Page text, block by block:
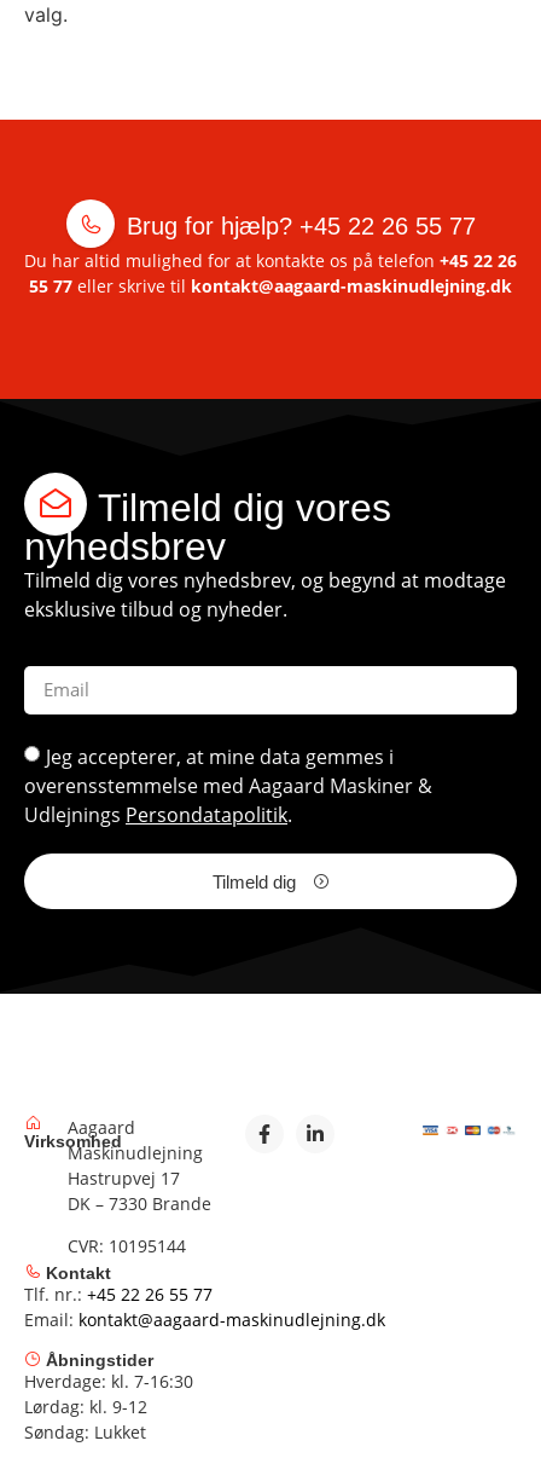
valg.
Brug for hjælp? +45 22 26 55 77
Du har altid mulighed for at kontakte os på telefon +45 22 26
55 77 eller skrive til kontakt@aagaard-maskinudlejning.dk
Tilmeld dig vores
nyhedsbrev
Tilmeld dig vores nyhedsbrev, og begynd at modtage
eksklusive tilbud og nyheder.
Jeg accepterer, at mine data gemmes i
overensstemmelse med Aagaard Maskiner &
Udlejnings Persondatapolitik.
Tilmeld dig
Virksomhed
Aagaard
Maskinudlejning
Hastrupvej 17
DK – 7330 Brande
CVR: 10195144
Kontakt
Tlf. nr.: +45 22 26 55 77
Email: kontakt@aagaard-maskinudlejning.dk
Åbningstider
Hverdage: kl. 7-16:30
Lørdag: kl. 9-12
Søndag: Lukket